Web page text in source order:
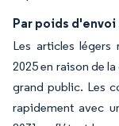
Par poids
Les articles légers
2025 en raison de
grand public. Les
rapidement avec